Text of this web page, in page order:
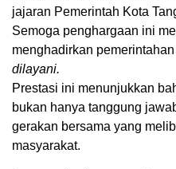
jajaran Pemerintah Kota
Semoga penghargaan ini
menghadirkan
dilayani.
Prestasi ini menunjukkan
bukan hanya tanggung
gerakan bersama yang
masyarakat.